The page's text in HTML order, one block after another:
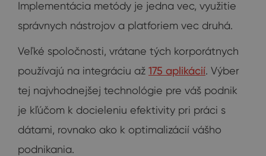
Implementácia metódy je jedna vec, využitie
správnych nástrojov a platforiem vec druhá.
Veľké spoločnosti, vrátane tých korporátnych
používajú na integráciu až 175 aplikácií. Výber
tej najvhodnejšej technológie pre váš podnik
je kľúčom k docieleniu efektivity pri práci s
dátami, rovnako ako k optimalizácií vášho
podnikania.